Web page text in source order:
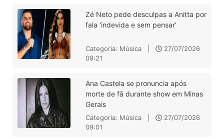
Zé Neto pede desculpas a Anitta por
fala ‘indevida e sem pensar’
Categoria: Música |
27/07/2026
09:21
Ana Castela se pronuncia após
morte de fã durante show em Minas
Gerais
Categoria: Música |
27/07/2026
09:01